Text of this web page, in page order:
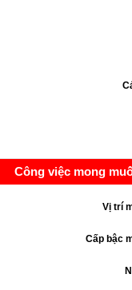
Công việc mong
Vị trí
Cấp bậc